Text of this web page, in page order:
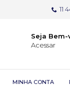
11
Seja Bem-
Acessar
MINHA CONTA